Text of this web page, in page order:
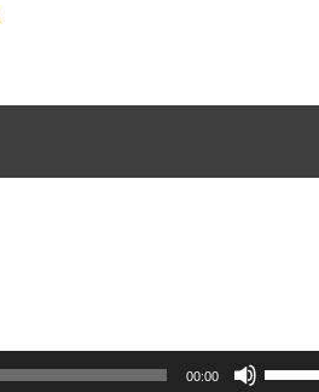
00:00